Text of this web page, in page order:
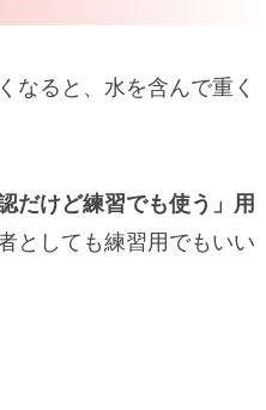
なると、水を含んで重く
認だけど練習でも使う」用
としても練習用でもいい